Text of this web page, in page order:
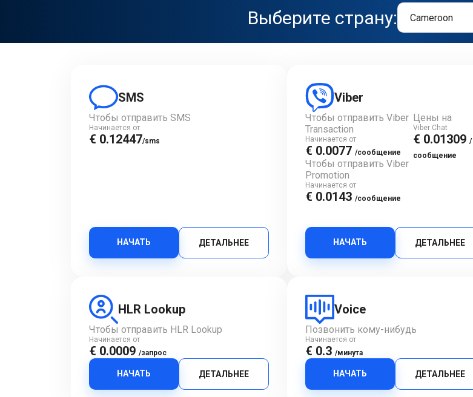
Выберите страну:
SMS
Чтобы отправить SMS
Начинается от
€ 0.12447/sms
НАЧАТЬ ДЕТАЛЬНЕЕ
Viber
Чтобы отправить Viber
Transaction
Начинается от
€ 0.0077 /сообщение
Чтобы отправить Viber
Promotion
Начинается от
€ 0.0143 /сообщение
Цены на
Viber Chat
€ 0.01309/
сообщение
НАЧАТЬ ДЕТАЛЬНЕЕ
HLR Lookup
Чтобы отправить HLR Lookup
Начинается от
€ 0.0009 /запрос
НАЧАТЬ ДЕТАЛЬНЕЕ
Voice
Позвонить кому-нибудь
Начинается от
€ 0.3 /минута
НАЧАТЬ ДЕТАЛЬНЕЕ